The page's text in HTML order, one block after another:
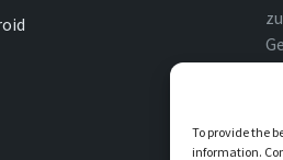
To provide the
information.